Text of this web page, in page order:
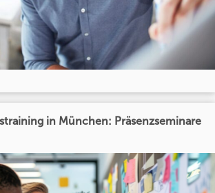
in München: Präsenzseminare